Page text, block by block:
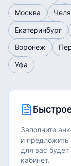
Москва
Екатеринбург
Воронеж
Уфа
Заполните
и
для вас
кабинет.